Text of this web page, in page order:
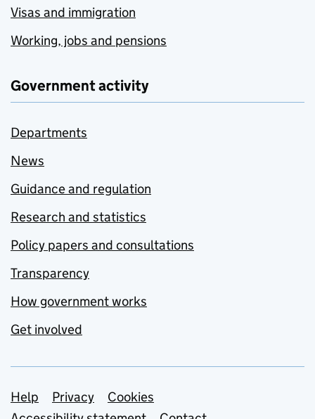
Visas and immigration
Working, jobs and pensions
Government activity
Departments
News
Guidance and regulation
Research and statistics
Policy papers and consultations
Transparency
How government works
Get involved
Support links
Help Privacy
Cookies